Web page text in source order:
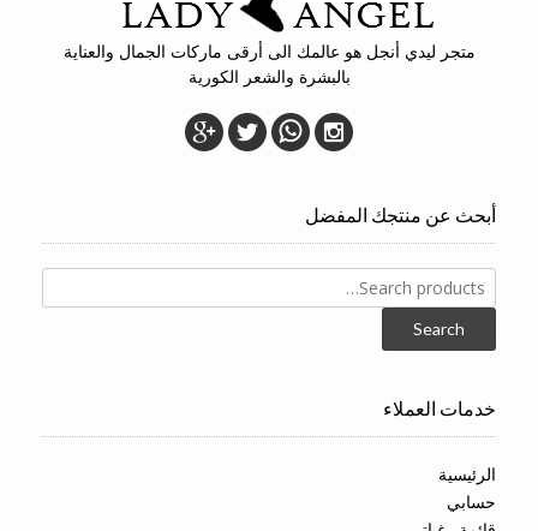
متجر ليدي أنجل هو عالمك الى أرقى ماركات الجمال والعناية
بالبشرة والشعر الكورية
أبحث عن منتجك المفضل
Search
for:
Search
خدمات العملاء
الرئيسية
حسابي